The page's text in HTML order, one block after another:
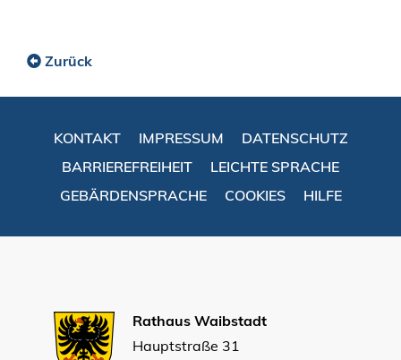
Zurück
KONTAKT IMPRESSUM
DATENSCHUTZ
BARRIEREFREIHEIT
LEICHTE SPRACHE
GEBÄRDENSPRACHE
COOKIES HILFE
Rathaus Waibstadt
Hauptstraße 31